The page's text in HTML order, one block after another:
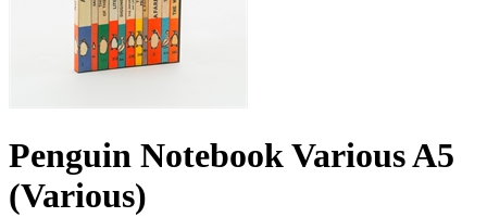
Penguin Notebook Various A5
(Various)